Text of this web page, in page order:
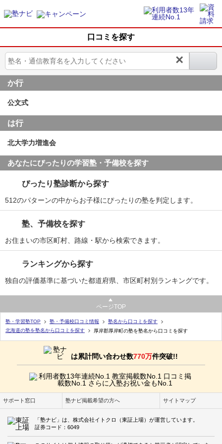
口コミを探す
×
か行
公文式
は行
北大学力増進会
あなたにぴったりの学習塾・予備校を探す
ぴったり塾診断から探す
512のパターンの中からお子様にぴったりの塾を判定します。
塾、予備校を探す
お住まいの市区町村、路線・駅から検索できます。
ランキングから探す
独自の評価基準に基づいた都道府県、市区町村別ランキングです。
ページTOP
塾・学習塾TOP 塾・予備校口コミ情報
塾名から口コミを探す
北海道の塾を塾名から口コミを探す
厚岸郡厚岸町の塾を塾名から口コミを探す
は累計問い合わせ数770万件突破!!
サポート窓口 塾ナビ掲載希望の方へ サイトマップ
「塾ナビ」は、株式会社イトクロ（東証上場）が運営しています。
証券コード：6049